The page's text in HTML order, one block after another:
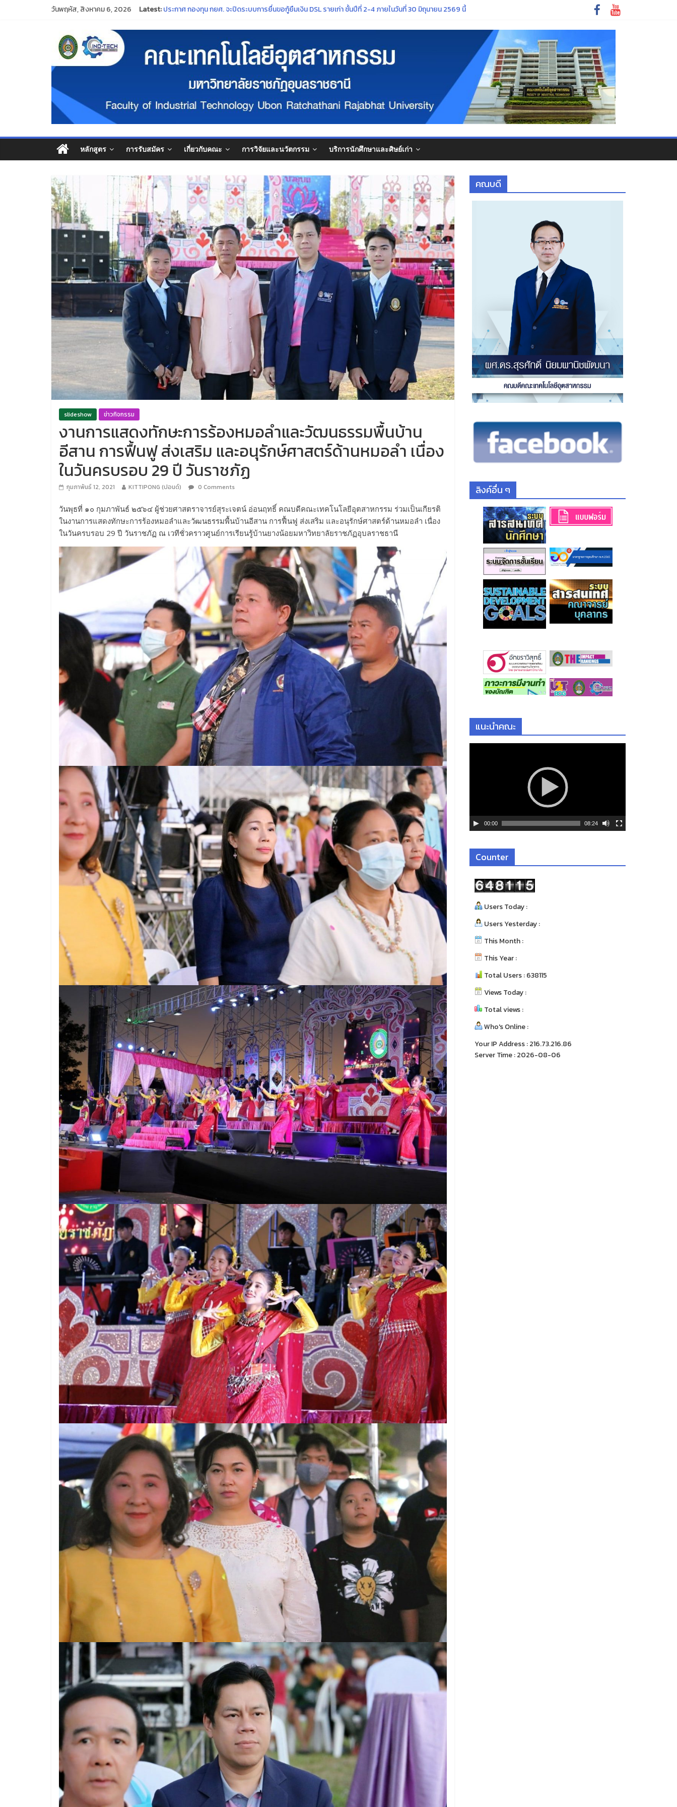
วันพฤหัส, สิงหาคม 6, 2026 Latest:ประกาศมหาวิทยาลัยราชภัฏอุบลราชธานี เรื่อง การกำหนดระยะเวลาการจัดกิจกรรมเตรียมความพร้อมนักศึกษาใหม่ ประจำปีการศึกษา ๒๕๖๙
“พิธีไหว้ครู ประจำปีการศึกษา ๒๕๖๙”
ร่วมสืบสานและอนุรักษ์ศิลปวัฒนธรรมอันทรงคุณค่าของจังหวัดอุบลราชธานี ในงาน ประเพณีแห่เทียนพรรษา
ขอแสดงความยินดีแก่คณาจารย์ที่สภามหาวิทยาลัยมีมติแต่งตั้งให้ดำรงตำแหน่งทางวิชาการ
หลักสูตร การรับสมัคร เกี่ยวกับคณะ การวิจัยและนวัตกรรม บริการนักศึกษาและศิษย์เก่า
slideshow ข่าวกิจกรรม
งานการแสดงทักษะการร้องหมอลำและวัฒนธรรมพื้นบ้าน
อีสาน การฟื้นฟู ส่งเสริม และอนุรักษ์ศาสตร์ด้านหมอลำ เนื่อง
ในวันครบรอบ 29 ปี วันราชภัฏ
กุมภาพันธ์ 12, 2021 KITTIPONG (ปอนด์) 0 Comments
วันพุธที่ ๑๐ กุมภาพันธ์ ๒๕๖๔ ผู้ช่วยศาสตราจารย์สุระเจตน์ อ่อนฤทธิ์ คณบดีคณะเทคโนโลยีอุตสาหกรรม ร่วมเป็นเกียรติ
ในงานการแสดงทักษะการร้องหมอลำและวัฒนธรรมพื้นบ้านอีสาน การฟื้นฟู ส่งเสริม และอนุรักษ์ศาสตร์ด้านหมอลำ เนื่อง
ในวันครบรอบ 29 ปี วันราชภัฏ ณ เวทีชั่วคราวศูนย์การเรียนรู้บ้านยางน้อยมหาวิทยาลัยราชภัฏอุบลราชธานี
คณบดี
ลิงค์อื่น ๆ
แนะนำคณะ
ฟ
ล์
ดี
00:00 08:24
Counter
Users Today :
Users Yesterday :
This Month :
This Year :
Total Users : 638115
Views Today :
Total views :
Who's Online :
Your IP Address : 216.73.216.86
Server Time : 2026-08-06